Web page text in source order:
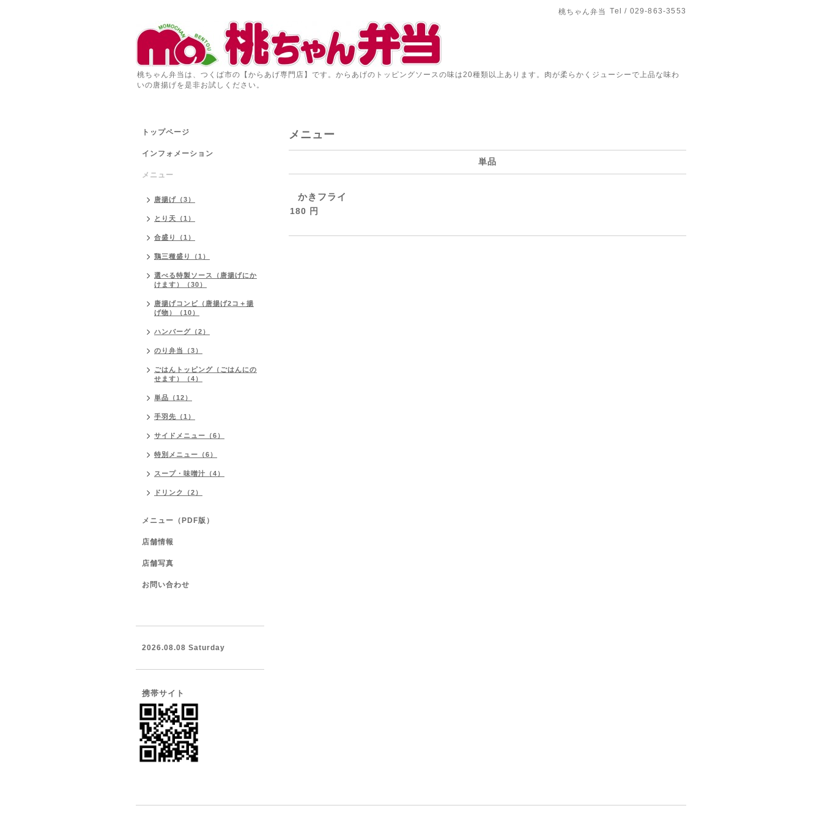
桃ちゃん弁当 Tel / 029-863-3553
桃ちゃん弁当は、つくば市の【からあげ専門店】です。からあげのトッピングソースの味は20種類以上あります。肉が柔らかくジューシーで上品な味わ
いの唐揚げを是非お試しください。
メニュー
単品
かきフライ
180 円
トップページ
インフォメーション
メニュー
唐揚げ（3）
とり天（1）
合盛り（1）
鶏三種盛り（1）
選べる特製ソース（唐揚げにか
けます）（30）
唐揚げコンビ（唐揚げ2コ＋揚
げ物）（10）
ハンバーグ（2）
のり弁当（3）
ごはんトッピング（ごはんにの
せます）（4）
単品（12）
手羽先（1）
サイドメニュー（6）
特別メニュー（6）
スープ・味噌汁（4）
ドリンク（2）
メニュー（PDF版）
店舗情報
店舗写真
お問い合わせ
2026.08.08 Saturday
携帯サイト